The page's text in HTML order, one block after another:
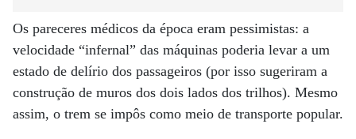
Os pareceres médicos da época eram pessimistas: a
velocidade “infernal” das máquinas poderia levar a um
estado de delírio dos passageiros (por isso sugeriram a
construção de muros dos dois lados dos trilhos). Mesmo
assim, o trem se impôs como meio de transporte popular.